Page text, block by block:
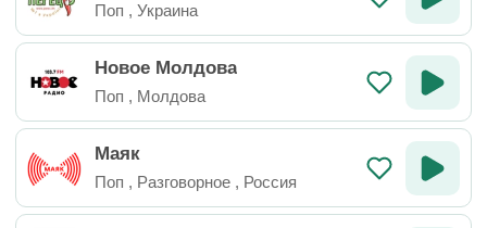
Поп , Украина
Новое Молдова
Поп , Молдова
Маяк
Поп , Разговорное , Россия